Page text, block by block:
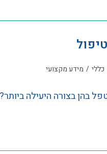
כללי / מידע מקצועי
בהן בצורה היעילה ביותר?